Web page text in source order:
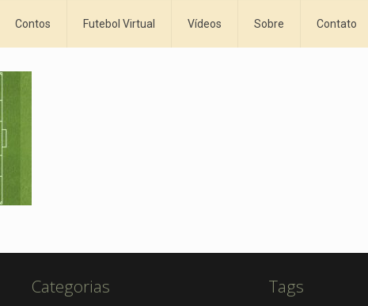
Contos Futebol Virtual Vídeos Sobre Contato
Categorias Tags